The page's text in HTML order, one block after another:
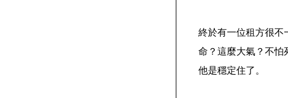
終於有一位租方很不
命？這麼大氣？不怕
他是穩定住了。